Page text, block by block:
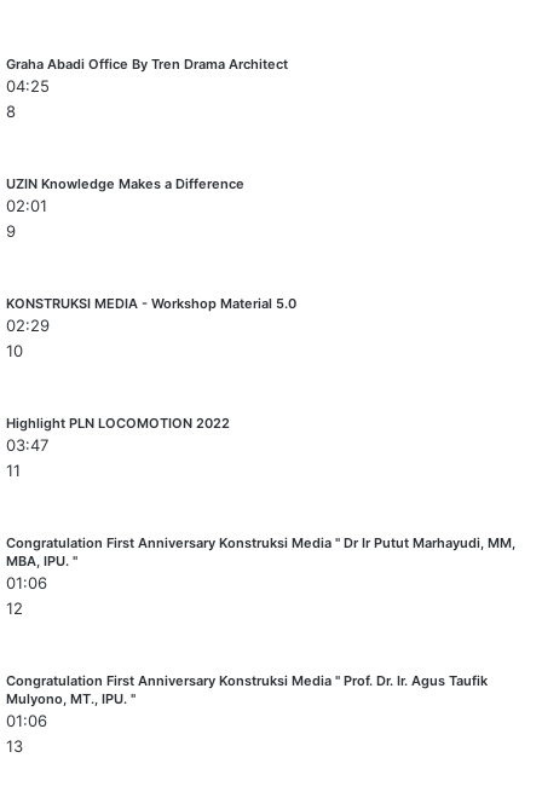
Graha Abadi Office By Tren Drama Architect
04:25
8
UZIN Knowledge Makes a Difference
02:01
9
KONSTRUKSI MEDIA - Workshop Material 5.0
02:29
10
Highlight PLN LOCOMOTION 2022
03:47
11
Congratulation First Anniversary Konstruksi Media " Dr Ir Putut Marhayudi, MM,
MBA, IPU. "
01:06
12
Congratulation First Anniversary Konstruksi Media " Prof. Dr. Ir. Agus Taufik
Mulyono, MT., IPU. "
01:06
13